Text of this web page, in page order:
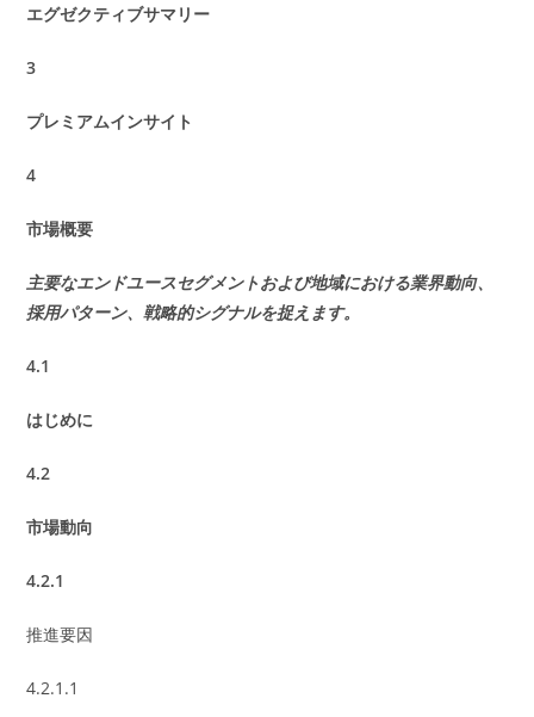
エグゼクティブサマリー
3
プレミアムインサイト
4
市場概要
主要なエンドユースセグメントおよび地域における業界動向、
採用パターン、戦略的シグナルを捉えます。
4.1
はじめに
4.2
市場動向
4.2.1
推進要因
4.2.1.1